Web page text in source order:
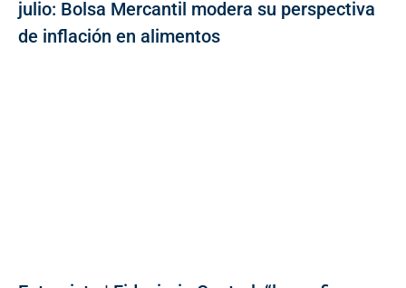
julio: Bolsa Mercantil modera su perspectiva
de inflación en alimentos